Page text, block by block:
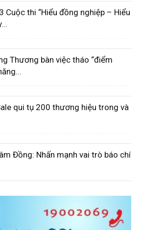
Cuộc thi “Hiểu đồng nghiệp – Hiểu
Thương bàn việc tháo “điểm
qui tụ 200 thương hiệu trong và
Đồng: Nhấn mạnh vai trò báo chí